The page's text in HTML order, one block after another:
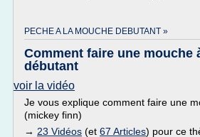
PECHE A LA MOUCHE DEBUTANT »
Comment faire une mouche
débutant
voir la vidéo
Je vous explique comment faire une
(mickey finn)
→ 23 Vidéos (et 67 Articles) pour ce